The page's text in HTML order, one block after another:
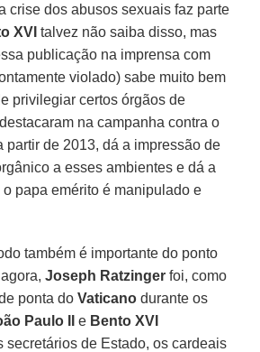
crise dos abusos sexuais faz parte
XVI talvez não saiba disso, mas
publicação na imprensa com
violado) sabe muito bem
privilegiar certos órgãos de
na campanha contra o
partir de 2013, dá a impressão de
a esses ambientes e dá a
papa emérito é manipulado e
também é importante do ponto
agora,Joseph Ratzinger foi, como
ponta doVaticano durante os
Paulo II e Bento XVI
secretários de Estado, os cardeais